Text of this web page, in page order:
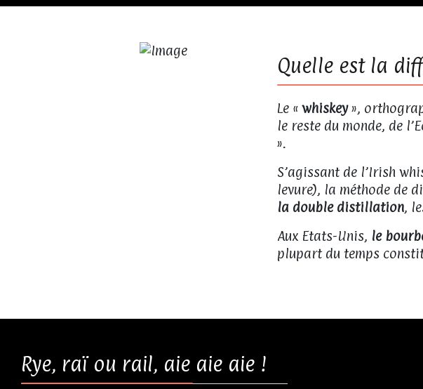
Quelle est la
Le «whiskey»,
le reste du monde, de
».
S’agissant de l’Irish
levure), la méthode de
la double distillation,
Aux Etats-Unis, le
plupart du temps
Rye, raï ou rail, aie aie aie !